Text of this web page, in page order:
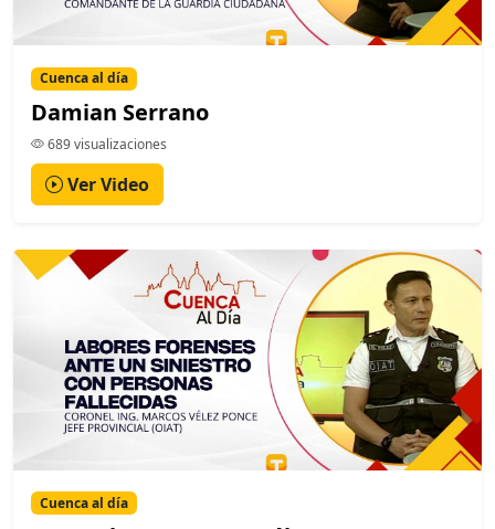
Cuenca al día
Damian Serrano
689 visualizaciones
Ver Video
Cuenca al día